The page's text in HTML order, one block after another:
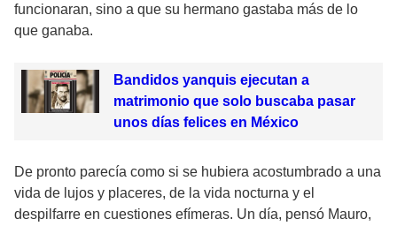
funcionaran, sino a que su hermano gastaba más de lo
que ganaba.
Bandidos yanquis ejecutan a
matrimonio que solo buscaba pasar
unos días felices en México
De pronto parecía como si se hubiera acostumbrado a una
vida de lujos y placeres, de la vida nocturna y el
despilfarre en cuestiones efímeras. Un día, pensó Mauro,